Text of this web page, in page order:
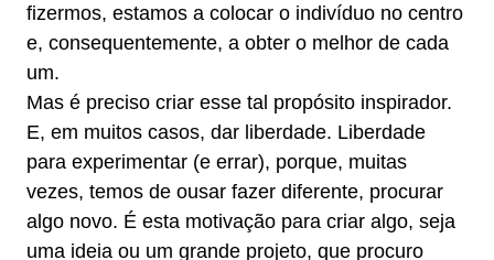
fizermos, estamos a colocar o indivíduo no centro
e, consequentemente, a obter o melhor de cada
um.
Mas é preciso criar esse tal propósito inspirador.
E, em muitos casos, dar liberdade. Liberdade
para experimentar (e errar), porque, muitas
vezes, temos de ousar fazer diferente, procurar
algo novo. É esta motivação para criar algo, seja
uma ideia ou um grande projeto, que procuro